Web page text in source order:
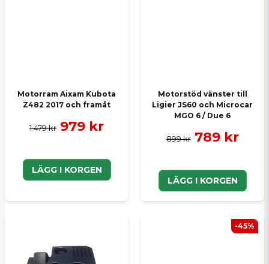
Motorram Aixam Kubota
Z482 2017 och framåt
1 479 kr 979 kr
LÄGG I KORGEN
Motorstöd vänster till
Ligier JS60 och Microcar
MGO 6 / Due 6
899 kr 789 kr
LÄGG I KORGEN
-45%